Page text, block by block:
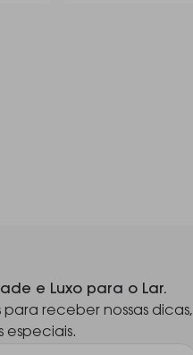
e Luxo para o Lar.
para receber nossas dicas,
especiais.